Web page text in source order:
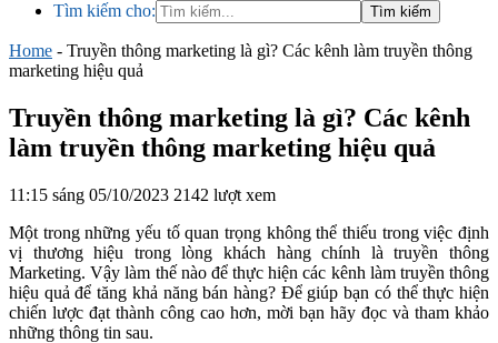
Tìm kiếm cho:
Home - Truyền thông marketing là gì? Các kênh làm truyền thông
marketing hiệu quả
Truyền thông marketing là gì? Các kênh
làm truyền thông marketing hiệu quả
11:15 sáng 05/10/2023 2142 lượt xem
Một trong những yếu tố quan trọng không thể thiếu trong việc định
vị thương hiệu trong lòng khách hàng chính là truyền thông
Marketing. Vậy làm thế nào để thực hiện các kênh làm truyền thông
hiệu quả để tăng khả năng bán hàng? Để giúp bạn có thể thực hiện
chiến lược đạt thành công cao hơn, mời bạn hãy đọc và tham khảo
những thông tin sau.